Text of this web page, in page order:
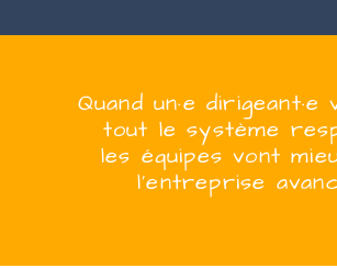
Quandun·e dirigeant·e
tout le système
les équipes vont
l’entreprise